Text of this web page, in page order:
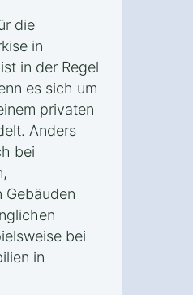
die
in
in der Regel
es sich um
privaten
Anders
bei
Gebäuden
bei
in